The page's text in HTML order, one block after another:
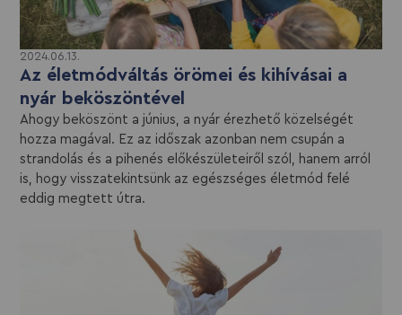
2024.06.13.
Az életmódváltás örömei és kihívásai a
nyár beköszöntével
Ahogy beköszönt a június, a nyár érezhető közelségét
hozza magával. Ez az időszak azonban nem csupán a
strandolás és a pihenés előkészületeiről szól, hanem arról
is, hogy visszatekintsünk az egészséges életmód felé
eddig megtett útra.